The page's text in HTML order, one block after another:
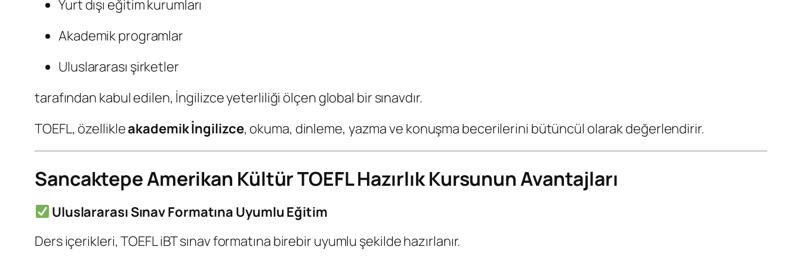
Yurt dışı eğitim kurumları
Akademik programlar
Uluslararası şirketler
tarafından kabul edilen, İngilizce yeterliliği ölçen global bir sınavdır.
TOEFL, özellikleakademik İngilizce, okuma, dinleme, yazma ve konuşma becerilerini bütüncül olarak değerlendirir.
Sancaktepe Amerikan Kültür TOEFL Hazırlık Kursunun Avantajları
Uluslararası Sınav Formatına Uyumlu Eğitim
Ders içerikleri, TOEFL iBT sınav formatına birebir uyumlu şekilde hazırlanır.